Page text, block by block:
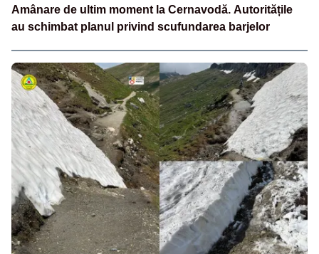
Amânare de ultim moment la Cernavodă. Autoritățile
au schimbat planul privind scufundarea barjelor